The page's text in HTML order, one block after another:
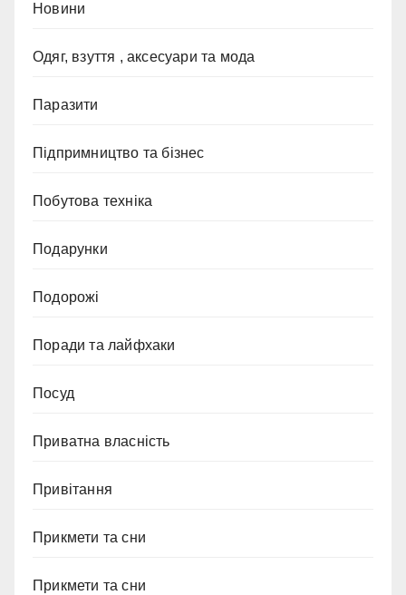
Новини
Одяг, взуття , аксесуари та мода
Паразити
Підпримництво та бізнес
Побутова техніка
Подарунки
Подорожі
Поради та лайфхаки
Посуд
Приватна власність
Привітання
Прикмети та сни
Прикмети та сни